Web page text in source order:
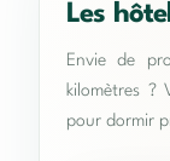
Les
Envie de
kilomètres ?
pour dormir